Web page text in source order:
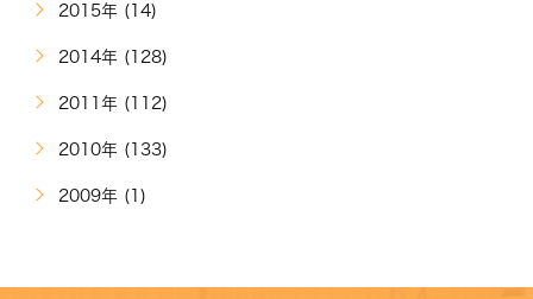
2015年 (14)
2014年 (128)
2011年 (112)
2010年 (133)
2009年 (1)